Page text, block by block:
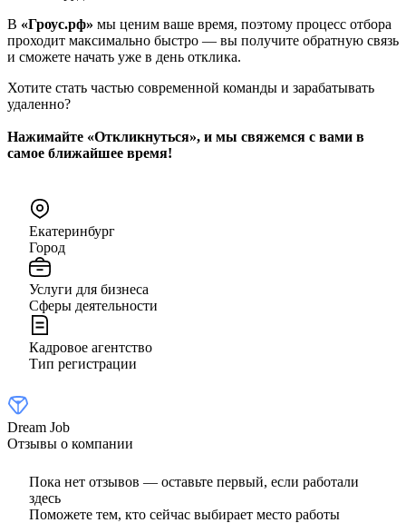
В «Гроус.рф» мы ценим ваше время, поэтому процесс отбора
проходит максимально быстро — вы получите обратную связь
и сможете начать уже в день отклика.
Хотите стать частью современной команды и зарабатывать
удаленно?
Нажимайте «Откликнуться», и мы свяжемся с вами в
самое ближайшее время!
Екатеринбург
Город
Услуги для бизнеса
Сферы деятельности
Кадровое агентство
Тип регистрации
Dream Job
Отзывы о компании
Пока нет отзывов — оставьте первый, если работали
здесь
Поможете тем, кто сейчас выбирает место работы